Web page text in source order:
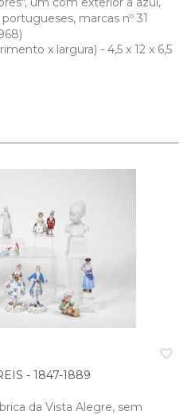
marcas nº 31
x largura) - 4,5 x 12 x 6,5
favorite_border
- 1847-1889
da Vista Alegre, sem